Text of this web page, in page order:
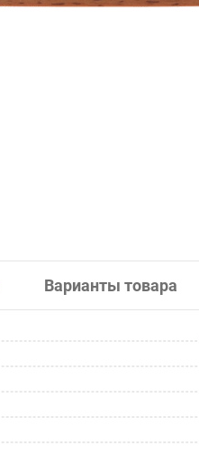
Варианты товара